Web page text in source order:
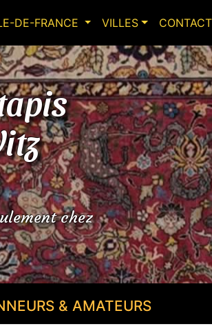
DE-FRANCE VILLES CONTACT
chez
& AMATEURS